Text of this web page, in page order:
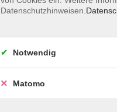
Datenschutzhinweisen.
Notwendig
Matomo